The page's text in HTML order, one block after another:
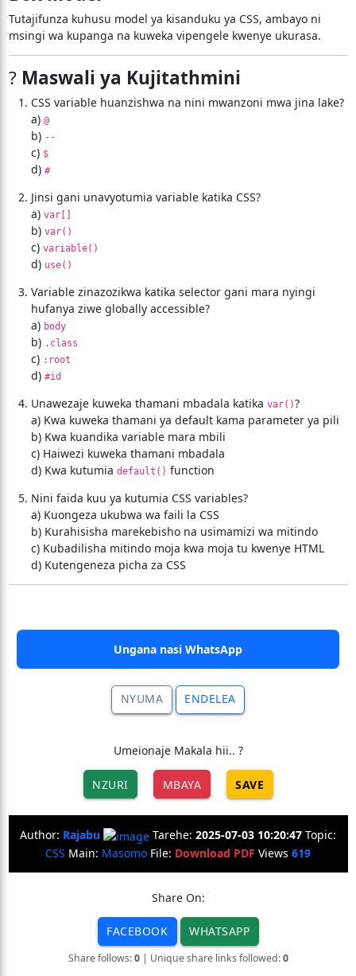
Tutajifunza kuhusu model ya kisanduku ya CSS, ambayo ni
msingi wa kupanga na kuweka vipengele kwenye ukurasa.
? Maswali ya Kujitathmini
CSS variable huanzishwa na nini mwanzoni mwa jina lake?
a) @
b) --
c) $
d) #
Jinsi gani unavyotumia variable katika CSS?
a) var[]
b) var()
c) variable()
d) use()
Variable zinazozikwa katika selector gani mara nyingi
hufanya ziwe globally accessible?
a) body
b) .class
c) :root
d) #id
Unawezaje kuweka thamani mbadala katika var()?
a) Kwa kuweka thamani ya default kama parameter ya pili
b) Kwa kuandika variable mara mbili
c) Haiwezi kuweka thamani mbadala
d) Kwa kutumia default() function
Nini faida kuu ya kutumia CSS variables?
a) Kuongeza ukubwa wa faili la CSS
b) Kurahisisha marekebisho na usimamizi wa mitindo
c) Kubadilisha mitindo moja kwa moja tu kwenye HTML
d) Kutengeneza picha za CSS
Ungana nasi WhatsApp
NYUMA ENDELEA
Umeionaje Makala hii.. ?
NZURI MBAYA SAVE
Author: Rajabu Tarehe: 2025-07-03 10:20:47 Topic:
CSS Main: Masomo File: Download PDF Views 619
Share On:
FACEBOOK WHATSAPP
Share follows:0| Unique share links followed:0